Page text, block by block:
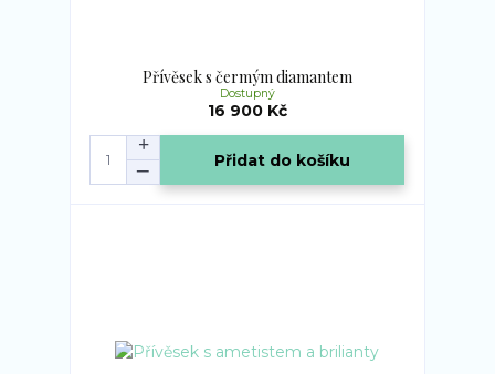
Přívěsek s čermým diamantem
16 900 Kč
Dostupný
Přidat do košíku